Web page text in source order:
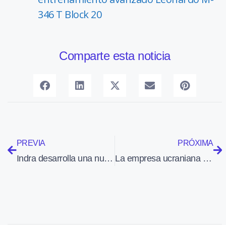
346 T Block 20
Comparte esta noticia
PREVIA
Indra desarrolla una nueva oferta de soluciones para personalizar la reserva de billetes
PRÓXIMA
La empresa ucraniana Softex Aero presentó en Aero Friedrichshafen el bimotor V-24